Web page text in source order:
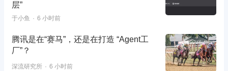
层”
于小鱼 6 小时前
腾讯是在“赛马”，还是在打造 “Agent工
厂”？
深流研究所 6 小时前